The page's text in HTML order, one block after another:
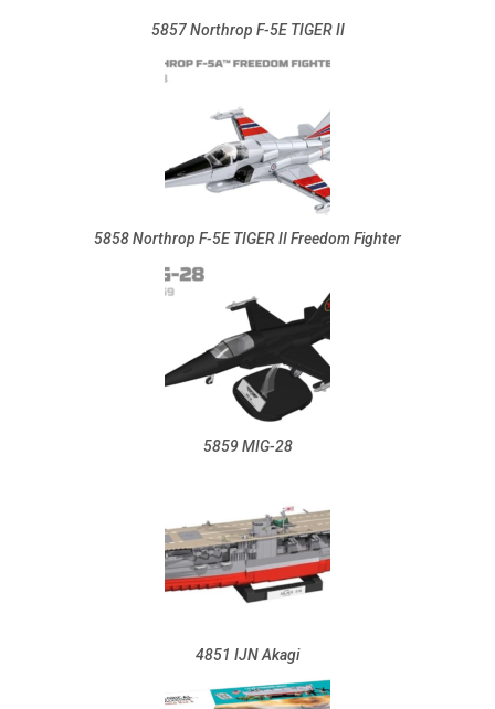
5857 Northrop F-5E TIGER II
5858 Northrop F-5E TIGER II Freedom Fighter
5859 MIG-28
4851 IJN Akagi